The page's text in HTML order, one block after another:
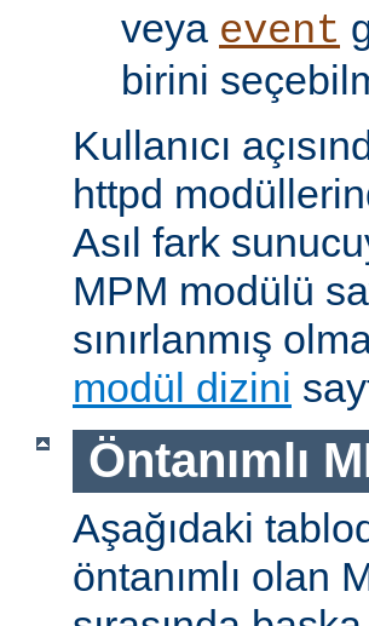
veya event
birini
Kullanıcı
httpd
Asıl fark
MPM modülü
sınırlanmış
modül dizini
Öntanımlı
Aşağıdaki
öntanımlı olan